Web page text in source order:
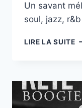
Un savant
soul, jazz,
LIRE LA SUITE